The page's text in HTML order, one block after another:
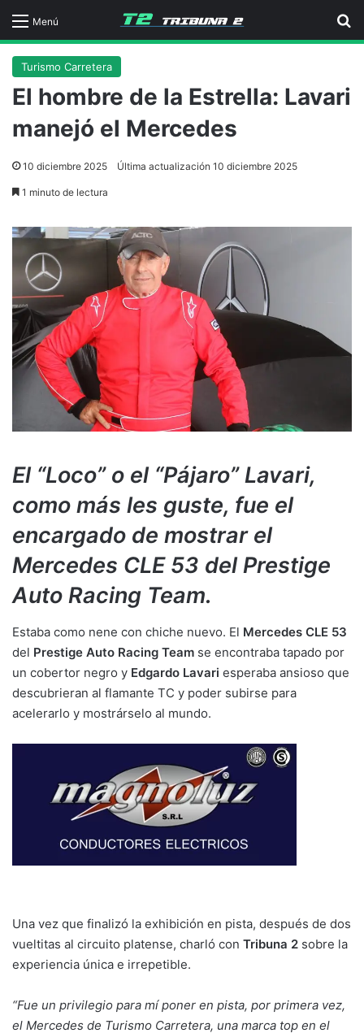
Menú
Turismo Carretera
El hombre de la Estrella: Lavari
manejó el Mercedes
10 diciembre 2025 Última actualización 10 diciembre 2025
1 minuto de lectura
El “Loco” o el “Pájaro” Lavari,
como más les guste, fue el
encargado de mostrar el
Mercedes CLE 53 del Prestige
Auto Racing Team.
Estaba como nene con chiche nuevo. El Mercedes CLE 53
del Prestige Auto Racing Team se encontraba tapado por
un cobertor negro y Edgardo Lavari esperaba ansioso que
descubrieran al flamante TC y poder subirse para
acelerarlo y mostrárselo al mundo.
Una vez que finalizó la exhibición en pista, después de dos
vueltitas al circuito platense, charló con Tribuna 2 sobre la
experiencia única e irrepetible.
“Fue un privilegio para mí poner en pista, por primera vez,
el Mercedes de Turismo Carretera, una marca top en el